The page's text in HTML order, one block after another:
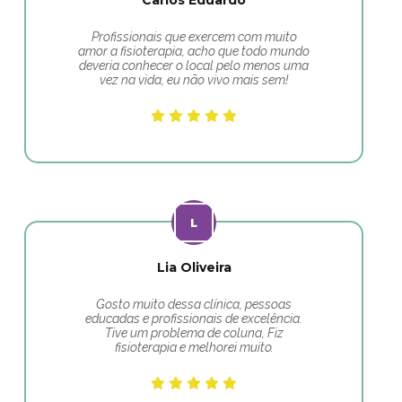
Profissionais que exercem com muito
amor a fisioterapia, acho que todo mundo
deveria conhecer o local pelo menos uma
vez na vida, eu não vivo mais sem!
Lia Oliveira
Gosto muito dessa clínica, pessoas
educadas e profissionais de excelência.
Tive um problema de coluna, Fiz
fisioterapia e melhorei muito.